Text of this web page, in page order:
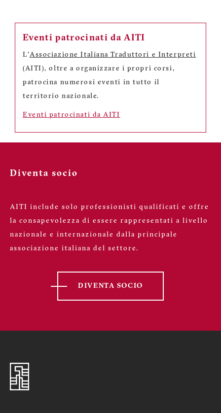
Eventi patrocinati da AITI
L'Associazione Italiana Traduttori e Interpreti
(AITI), oltre a organizzare i propri corsi,
patrocina numerosi eventi in tutto il
territorio nazionale.
Eventi patrocinati da AITI
Diventa socio
AITI include solo professionisti qualificati e offre
la consapevolezza di essere rappresentati a livello
nazionale e internazionale dalla principale
associazione italiana del settore.
DIVENTA SOCIO